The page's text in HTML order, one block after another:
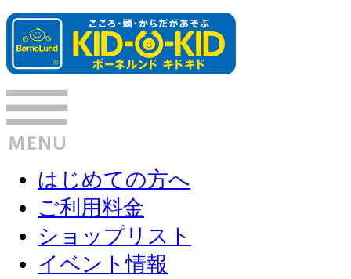
はじめての方へ
ご利用料金
ショップリスト
イベント情報